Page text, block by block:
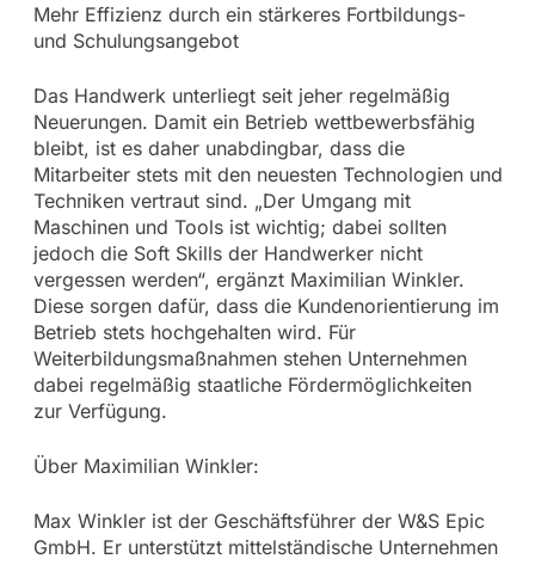
Mehr Effizienz durch ein stärkeres Fortbildungs-
und Schulungsangebot
Das Handwerk unterliegt seit jeher regelmäßig
Neuerungen. Damit ein Betrieb wettbewerbsfähig
bleibt, ist es daher unabdingbar, dass die
Mitarbeiter stets mit den neuesten Technologien und
Techniken vertraut sind. „Der Umgang mit
Maschinen und Tools ist wichtig; dabei sollten
jedoch die Soft Skills der Handwerker nicht
vergessen werden“, ergänzt Maximilian Winkler.
Diese sorgen dafür, dass die Kundenorientierung im
Betrieb stets hochgehalten wird. Für
Weiterbildungsmaßnahmen stehen Unternehmen
dabei regelmäßig staatliche Fördermöglichkeiten
zur Verfügung.
Über Maximilian Winkler:
Max Winkler ist der Geschäftsführer der W&S Epic
GmbH. Er unterstützt mittelständische Unternehmen